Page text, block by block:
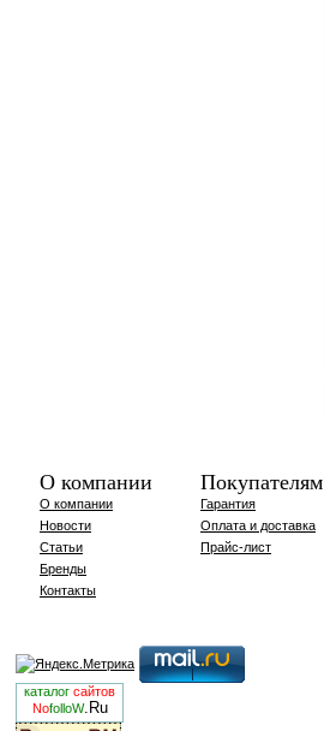
О компании
О компании
Новости
Статьи
Бренды
Контакты
Покупателям
Гарантия
Оплата и доставка
Прайс-лист
каталог сайтов
NofolloW.Ru